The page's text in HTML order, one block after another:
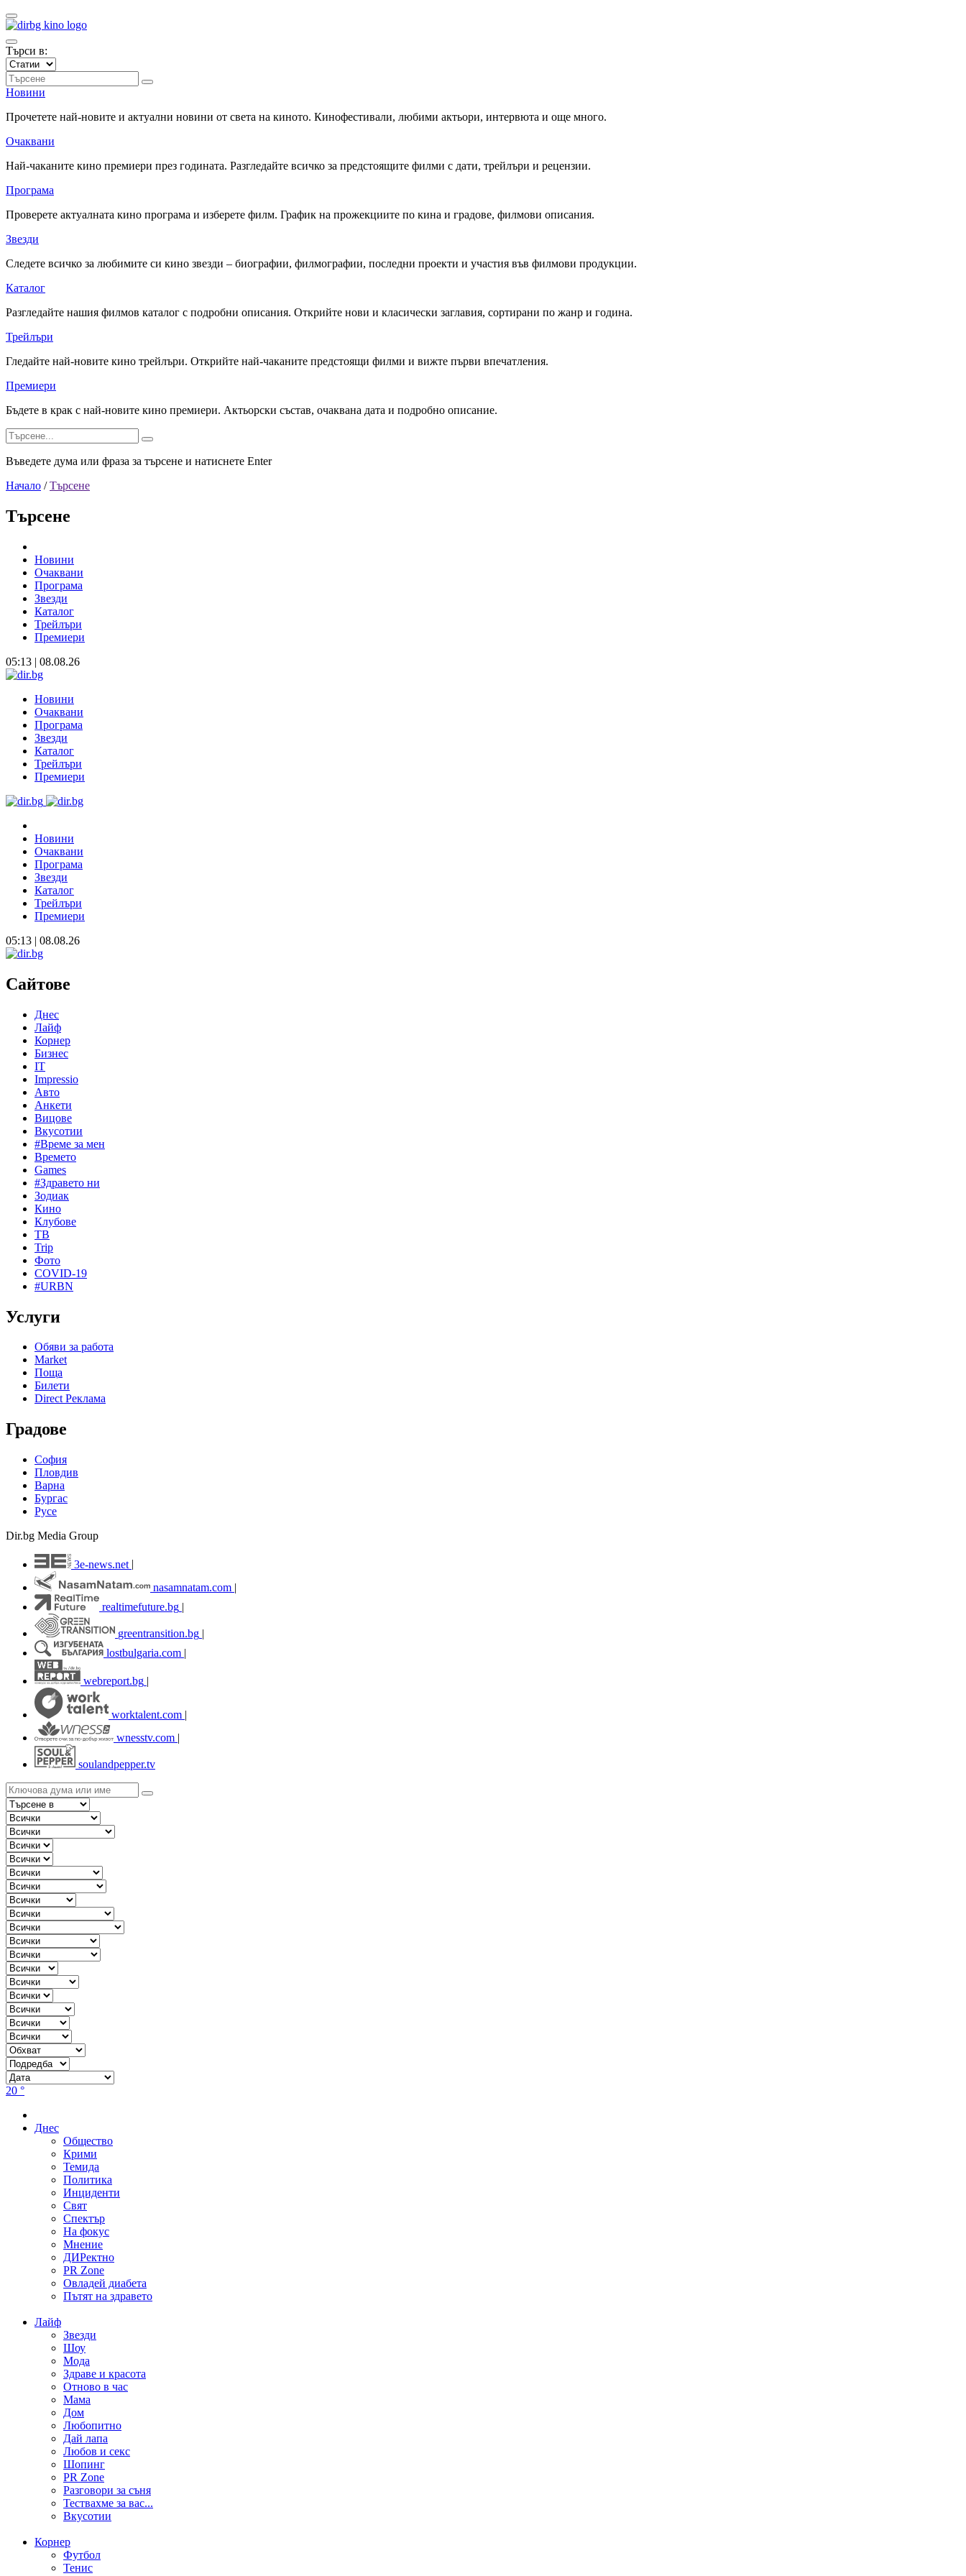
Търси в:
Новини
Прочетете най-новите и актуални новини от света на киното. Кинофестивали, любими актьори, интервюта и още много.
Очаквани
Най-чаканите кино премиери през годината. Разгледайте всичко за предстоящите филми с дати, трейлъри и рецензии.
Програма
Проверете актуалната кино програма и изберете филм. График на прожекциите по кина и градове, филмови описания.
Звезди
Следете всичко за любимите си кино звезди – биографии, филмографии, последни проекти и участия във филмови продукции.
Каталог
Разгледайте нашия филмов каталог с подробни описания. Открийте нови и класически заглавия, сортирани по жанр и година.
Трейлъри
Гледайте най-новите кино трейлъри. Открийте най-чаканите предстоящи филми и вижте първи впечатления.
Премиери
Бъдете в крак с най-новите кино премиери. Актьорски състав, очаквана дата и подробно описание.
Въведете дума или фраза за търсене и натиснете Enter
Начало / Търсене
Търсене
Новини
Очаквани
Програма
Звезди
Каталог
Трейлъри
Премиери
05:13 | 08.08.26
Новини
Очаквани
Програма
Звезди
Каталог
Трейлъри
Премиери
Новини
Очаквани
Програма
Звезди
Каталог
Трейлъри
Премиери
05:13 | 08.08.26
Сайтове
Днес
Лайф
Корнер
Бизнес
IT
Impressio
Авто
Анкети
Вицове
Вкусотии
#Време за мен
Времето
Games
#Здравето ни
Зодиак
Кино
Клубове
ТВ
Trip
Фото
COVID-19
#URBN
Услуги
Обяви за работа
Market
Поща
Билети
Direct Реклама
Градове
София
Пловдив
Варна
Бургас
Русе
Dir.bg Media Group
3e-news.net
nasamnatam.com |
realtimefuture.bg |
greentransition.bg |
lostbulgaria.com |
webreport.bg |
worktalent.com |
wnesstv.com |
soulandpepper.tv
20 °
Днес
Общество
Крими
Темида
Политика
Инциденти
Свят
Спектър
На фокус
Мнение
ДИРектно
PR Zone
Овладей диабета
Пътят на здравето
Лайф
Звезди
Шоу
Мода
Здраве и красота
Отново в час
Мама
Дом
Любопитно
Дай лапа
Любов и секс
Шопинг
PR Zone
Разговори за съня
Тествахме за вас...
Вкусотии
Корнер
Футбол
Тенис